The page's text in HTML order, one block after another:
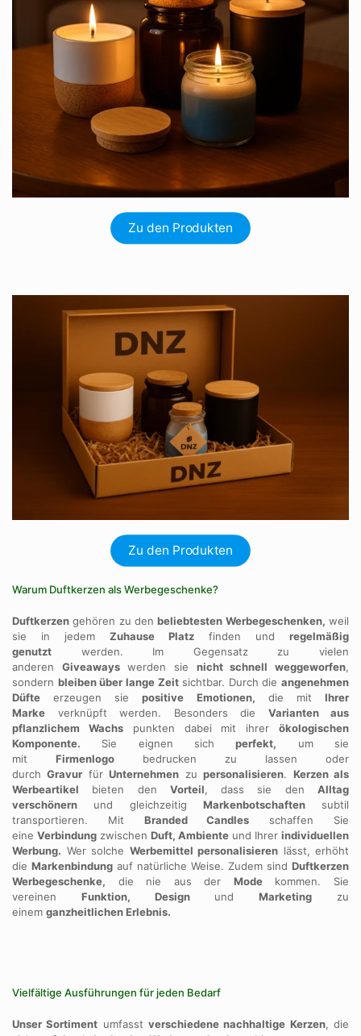
Zu den Produkten
Zu den Produkten
Warum Duftkerzen als Werbegeschenke?
Duftkerzen gehören zu denbeliebtesten Werbegeschenken, weil
sie in jedem Zuhause Platz finden und regelmäßig
genutzt werden. Im Gegensatz zu vielen
anderen Giveawayswerden sie nicht schnell weggeworfen,
sondern bleiben über lange Zeitsichtbar. Durch die angenehmen
Düfte erzeugen siepositive Emotionen, die mitIhrer
Marke verknüpft werden. Besonders die Varianten aus
pflanzlichem Wachspunkten dabei mit ihrerökologischen
Komponente. Sie eignen sichperfekt, um sie
mit Firmenlogo bedrucken zu lassen oder
durchGravur fürUnternehmen zupersonalisieren. Kerzen als
Werbeartikel bieten den Vorteil, dass sie denAlltag
verschönern und gleichzeitig Markenbotschaftensubtil
transportieren. Mit Branded Candles schaffen Sie
eine Verbindung zwischen Duft, Ambiente und Ihrer individuellen
Werbung. Wer solche Werbemittel personalisieren lässt, erhöht
die Markenbindung auf natürliche Weise. Zudem sind Duftkerzen
Werbegeschenke, die nie aus der Modekommen. Sie
vereinen Funktion, DesignundMarketing zu
einem ganzheitlichen Erlebnis.
Vielfältige Ausführungen für jeden Bedarf
Unser Sortiment umfasstverschiedene nachhaltige Kerzen, die